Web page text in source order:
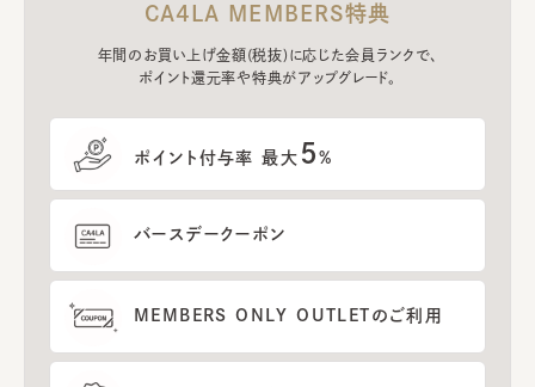
CA4LA MEMBERS特典
年間のお買い上げ金額(税抜)に応じた会員ランクで、
ポイント還元率や特典がアップグレード。
ポイント付与率 最大 5%
バースデークーポン
MEMBERS ONLY OUTLETのご利用